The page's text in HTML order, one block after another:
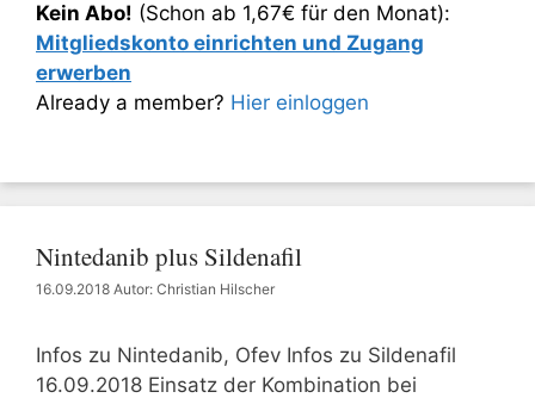
Kein Abo! (Schon ab 1,67€ für den Monat):
Mitgliedskonto einrichten und Zugang
erwerben
Already a member? Hier einloggen
Nintedanib plus Sildenafil
16.09.2018 Autor: Christian Hilscher
Infos zu Nintedanib, Ofev Infos zu Sildenafil
16.09.2018 Einsatz der Kombination bei